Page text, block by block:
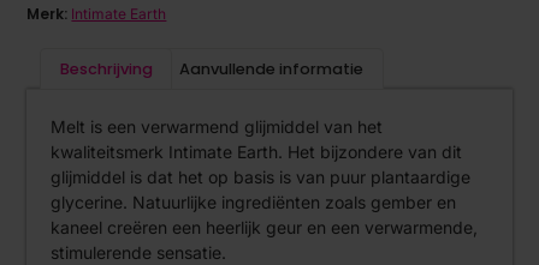
Merk: Intimate Earth
Beschrijving Aanvullende informatie
Melt is een verwarmend glijmiddel van het
kwaliteitsmerk Intimate Earth. Het bijzondere van dit
glijmiddel is dat het op basis is van puur plantaardige
glycerine. Natuurlijke ingrediënten zoals gember en
kaneel creëren een heerlijk geur en een verwarmende,
stimulerende sensatie.